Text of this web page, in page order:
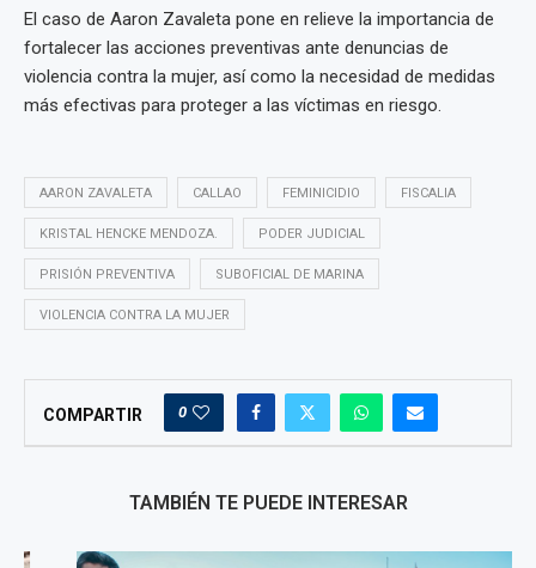
El caso de Aaron Zavaleta pone en relieve la importancia de
fortalecer las acciones preventivas ante denuncias de
violencia contra la mujer, así como la necesidad de medidas
más efectivas para proteger a las víctimas en riesgo.
AARON ZAVALETA CALLAO FEMINICIDIO FISCALIA
KRISTAL HENCKE MENDOZA. PODER JUDICIAL
PRISIÓN PREVENTIVA SUBOFICIAL DE MARINA
VIOLENCIA CONTRA LA MUJER
COMPARTIR 0
TAMBIÉN TE PUEDE INTERESAR